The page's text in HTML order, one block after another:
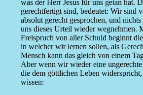
was der Herr Jesus für uns getan hat.
gerechtfertigt sind, bedeutet: Wir sind
absolut gerecht gesprochen, und
uns dieses Urteil wieder wegnehmen.
Freispruch von aller Schuld beginnt
in welcher wir lernen sollen, als
Mensch kann das gleich von einem
Aber wenn wir wieder eine ungerechte
die dem göttlichen Leben
wissen: